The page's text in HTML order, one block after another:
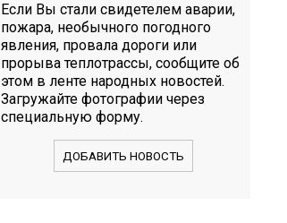
Если Вы стали свидетелем аварии,
пожара, необычного погодного
явления, провала дороги или
прорыва теплотрассы, сообщите об
этом в ленте народных новостей.
Загружайте фотографии через
специальную форму.
ДОБАВИТЬ НОВОСТЬ